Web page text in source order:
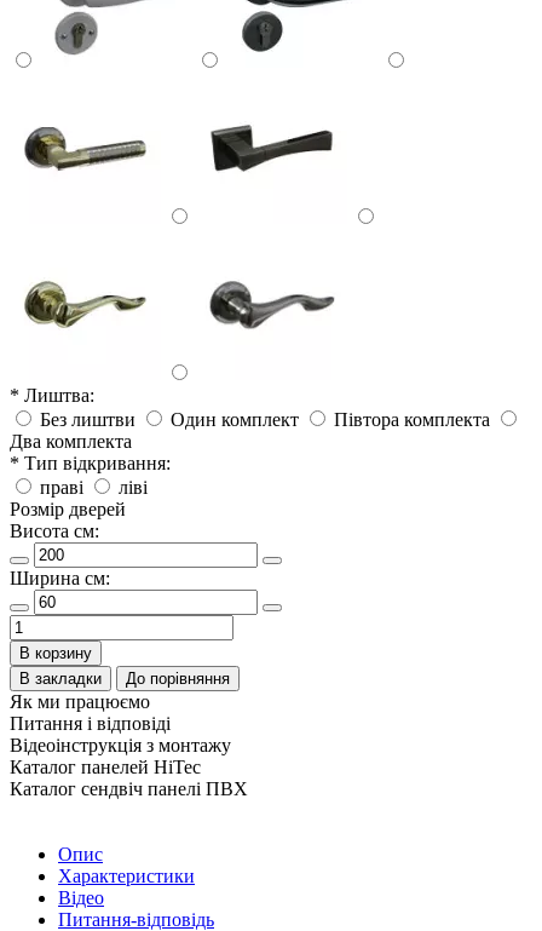
* Лиштва:
Без лиштви
Один комплект
Півтора комплекта
Два комплекта
* Тип відкривання:
праві
ліві
Розмір дверей
Висота см:
Ширина см:
В корзину
В закладки
До порівняння
Як ми працюємо
Питання і відповіді
Відеоінструкція з монтажу
Каталог панелей HiTec
Каталог сендвіч панелі ПВХ
Опис
Характеристики
Відео
Питання-відповідь